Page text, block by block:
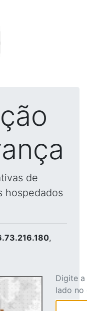
de
hospedados
,
Digite
lado no